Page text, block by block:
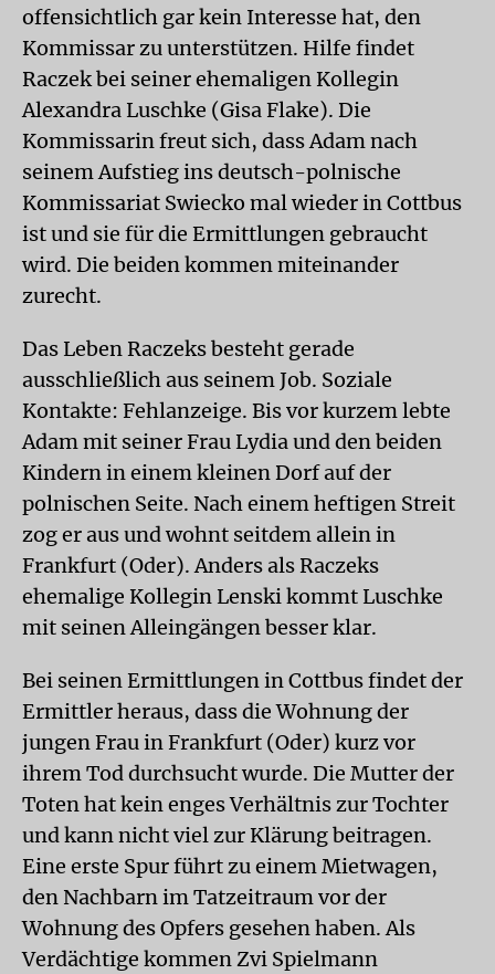
offensichtlich gar kein Interesse hat, den
Kommissar zu unterstützen. Hilfe findet
Raczek bei seiner ehemaligen Kollegin
Alexandra Luschke (Gisa Flake). Die
Kommissarin freut sich, dass Adam nach
seinem Aufstieg ins deutsch-polnische
Kommissariat Swiecko mal wieder in Cottbus
ist und sie für die Ermittlungen gebraucht
wird. Die beiden kommen miteinander
zurecht.
Das Leben Raczeks besteht gerade
ausschließlich aus seinem Job. Soziale
Kontakte: Fehlanzeige. Bis vor kurzem lebte
Adam mit seiner Frau Lydia und den beiden
Kindern in einem kleinen Dorf auf der
polnischen Seite. Nach einem heftigen Streit
zog er aus und wohnt seitdem allein in
Frankfurt (Oder). Anders als Raczeks
ehemalige Kollegin Lenski kommt Luschke
mit seinen Alleingängen besser klar.
Bei seinen Ermittlungen in Cottbus findet der
Ermittler heraus, dass die Wohnung der
jungen Frau in Frankfurt (Oder) kurz vor
ihrem Tod durchsucht wurde. Die Mutter der
Toten hat kein enges Verhältnis zur Tochter
und kann nicht viel zur Klärung beitragen.
Eine erste Spur führt zu einem Mietwagen,
den Nachbarn im Tatzeitraum vor der
Wohnung des Opfers gesehen haben. Als
Verdächtige kommen Zvi Spielmann